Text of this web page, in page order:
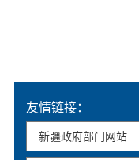
友情链接：